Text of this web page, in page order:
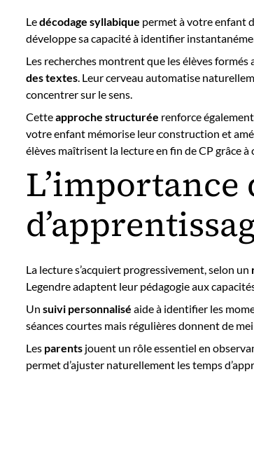
Ledécodage syllabique permet à votre enfant
développe sa capacité à identifier
Les recherches montrent que les élèves
des textes. Leur cerveau automatise
concentrer sur le sens.
Cetteapproche structurée renforce
votre enfant mémorise leur construction et
élèves maîtrisent la lecture en fin de CP grâce
La lecture s’acquiert progressivement, selon un
Legendre adaptent leur pédagogie aux
Un suivi personnalisé aide à identifier les
séances courtes mais régulières donnent de
Les parents jouent un rôle essentiel en
permet d’ajuster naturellement les temps